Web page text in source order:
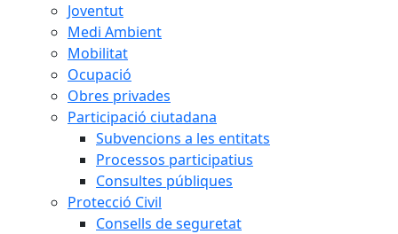
Joventut
Medi Ambient
Mobilitat
Ocupació
Obres privades
Participació ciutadana
Subvencions a les entitats
Processos participatius
Consultes públiques
Protecció Civil
Consells de seguretat